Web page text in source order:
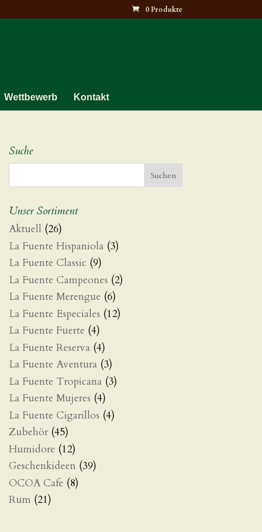
0 Produkte
Wettbewerb Kontakt
Suche
Unser Sortiment
Aktuell (26)
La Fuente Hispaniola (3)
La Fuente Classic (9)
La Fuente Campeones (2)
La Fuente Merengue (6)
La Fuente Especiales (12)
La Fuente Fuerte (4)
La Fuente Reserva (4)
La Fuente Aventura (3)
La Fuente Tropicana (3)
La Fuente Mujeres (4)
La Fuente Cigarillos (4)
Zubehör (45)
Humidore (12)
Geschenkideen (39)
OCOA Cafe (8)
Rum (21)